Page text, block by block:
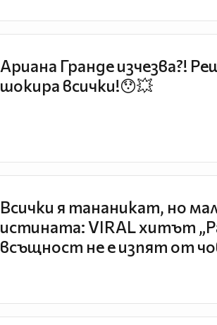
Ариана Гранде изчезва?!
шокира всички!😯💥
Всички я тананикат, но
истината: VIRAL хитът
всъщност не е изпят от